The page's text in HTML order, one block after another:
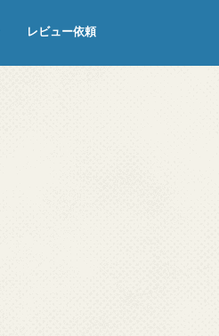
レビュー依頼